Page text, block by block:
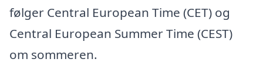
følger Central European Time (CET) og
Central European Summer Time (CEST)
om sommeren.